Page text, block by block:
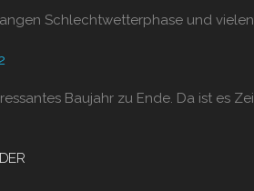
Schlechtwetterphase und
Baujahr zu Ende. Da ist es